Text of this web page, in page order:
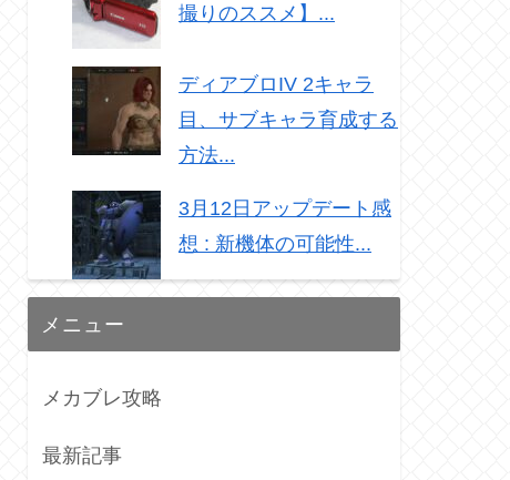
撮りのススメ】...
ディアブロIV 2キャラ
目、サブキャラ育成する
方法...
3月12日アップデート感
想 : 新機体の可能性...
メニュー
メカブレ攻略
最新記事